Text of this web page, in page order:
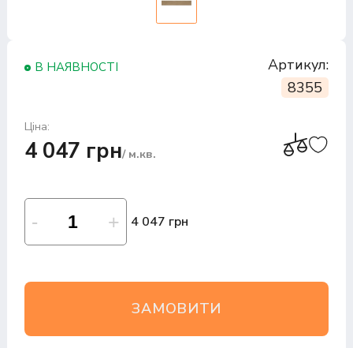
В НАЯВНОСТІ
Артикул:
8355
Ціна:
4 047 грн/ м.кв.
4 047 грн
ЗАМОВИТИ